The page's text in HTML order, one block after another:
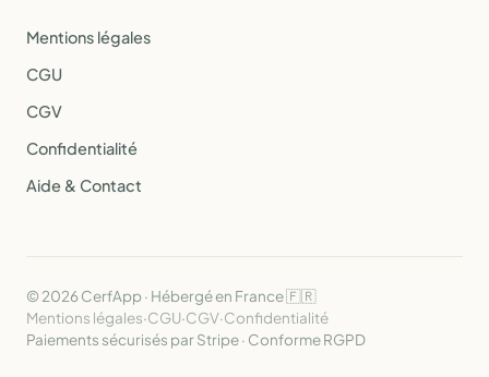
Mentions légales
CGU
CGV
Confidentialité
Aide & Contact
© 2026 CerfApp · Hébergé en France 🇫🇷
Mentions légales·CGU·CGV·Confidentialité
Paiements sécurisés par Stripe · Conforme RGPD